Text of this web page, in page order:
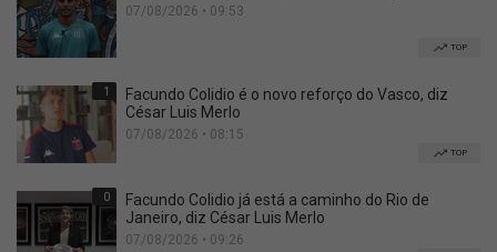
07/08/2026 • 09:53
TOP
1
Facundo Colidio é o novo reforço do Vasco, diz
César Luis Merlo
07/08/2026 • 08:15
TOP
0
Facundo Colidio já está a caminho do Rio de
Janeiro, diz César Luis Merlo
07/08/2026 • 09:26